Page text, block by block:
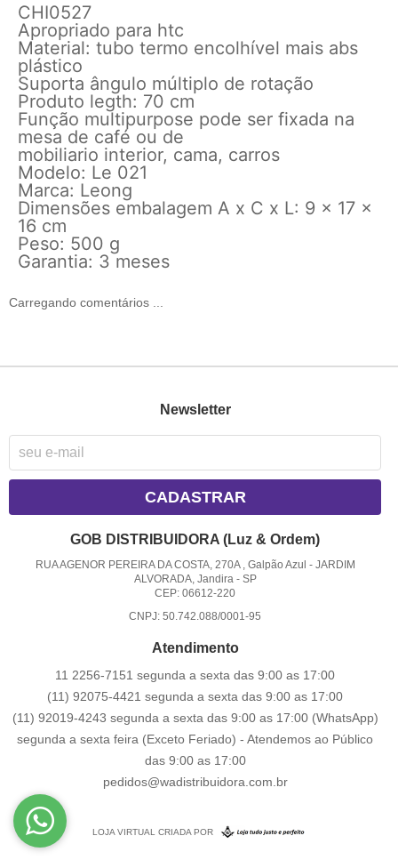
CHI0527
Apropriado para htc
Material: tubo termo encolhível mais abs
plástico
Suporta ângulo múltiplo de rotação
Produto legth: 70 cm
Função multipurpose pode ser fixada na
mesa de café ou de
mobiliario interior, cama, carros
Modelo: Le 021
Marca: Leong
Dimensões embalagem A x C x L: 9 x 17 x
16 cm
Peso: 500 g
Garantia: 3 meses
Carregando comentários ...
Newsletter
CADASTRAR
GOB DISTRIBUIDORA (Luz & Ordem)
RUA AGENOR PEREIRA DA COSTA, 270A , Galpão Azul - JARDIM
ALVORADA, Jandira- SP
CEP: 06612-220
CNPJ: 50.742.088/0001-95
Atendimento
11 2256-7151 segunda a sexta das 9:00 as 17:00
(11) 92075-4421 segunda a sexta das 9:00 as 17:00
(11) 92019-4243 segunda a sexta das 9:00 as 17:00 (WhatsApp)
segunda a sexta feira (Exceto Feriado) - Atendemos ao Público
das 9:00 as 17:00
pedidos@wadistribuidora.com.br
LOJA VIRTUAL CRIADA POR